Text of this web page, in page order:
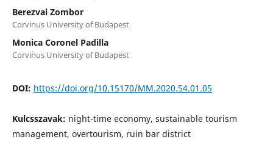
Berezvai Zombor
Corvinus University of Budapest
Monica Coronel Padilla
Corvinus University of Budapest
DOI: https://doi.org/10.15170/MM.2020.54.01.05
Kulcsszavak: night-time economy, sustainable tourism
management, overtourism, ruin bar district